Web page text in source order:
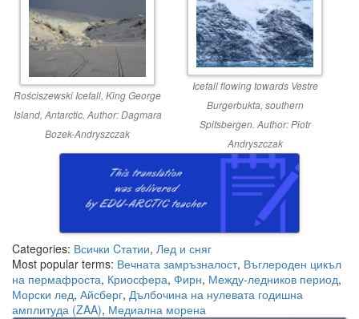
Rościszewski Icefall, King George
Island, Antarctic. Author: Dagmara
Bozek-Andryszczak
Icefall flowing towards Vestre
Burgerbukta, southern
Spitsbergen. Author: Piotr
Andryszczak
Categories: Всички Cтатии, Лед и сняг
Most popular terms: Вечната замръзналост, Въглероден цикъл
на пермафроста, Криосфера, Фирн, Между-ледников период,
Морски лед, Айсберг, Дълбочина на нулевата годишна
амплитуда (ZAA), Медиална морена